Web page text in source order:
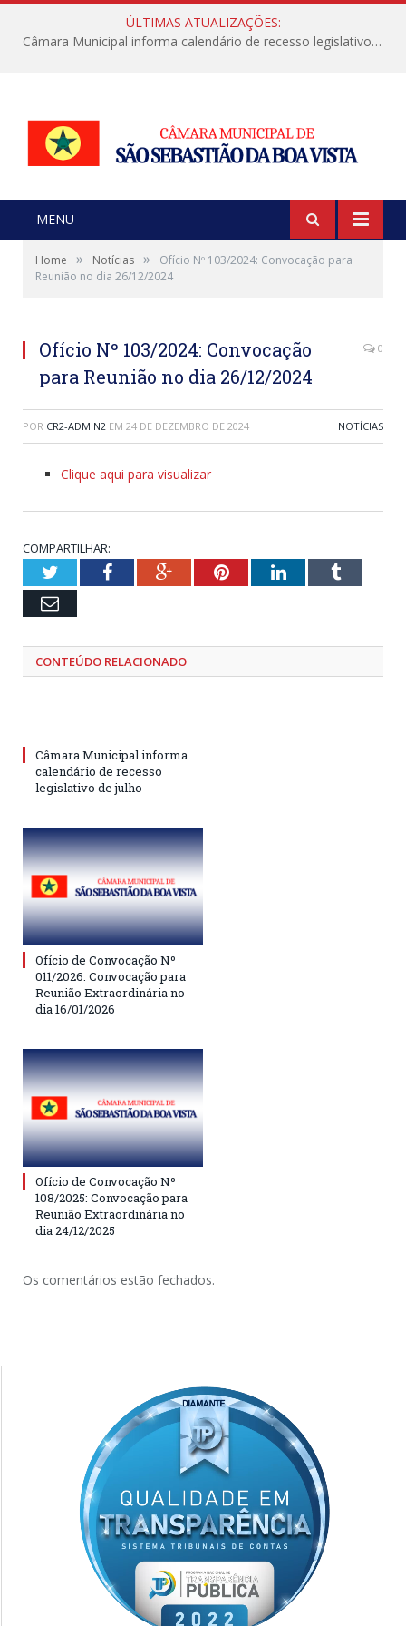
ÚLTIMAS ATUALIZAÇÕES:
Câmara Municipal informa calendário de recesso legislativo de julho
MENU
Home » Notícias »
Ofício Nº 103/2024: Convocação para
Reunião no dia 26/12/2024
Ofício Nº 103/2024: Convocação
para Reunião no dia 26/12/2024
0
POR CR2-ADMIN2 EM 24 DE DEZEMBRO DE 2024 NOTÍCIAS
Clique aqui para visualizar
COMPARTILHAR:
TwitterFacebookGoogle+PinterestLinkedInTumblr
Email
CONTEÚDO RELACIONADO
Câmara Municipal informa
calendário de recesso
legislativo de julho
Ofício de Convocação Nº
011/2026: Convocação para
Reunião Extraordinária no
dia 16/01/2026
Ofício de Convocação Nº
108/2025: Convocação para
Reunião Extraordinária no
dia 24/12/2025
Os comentários estão fechados.